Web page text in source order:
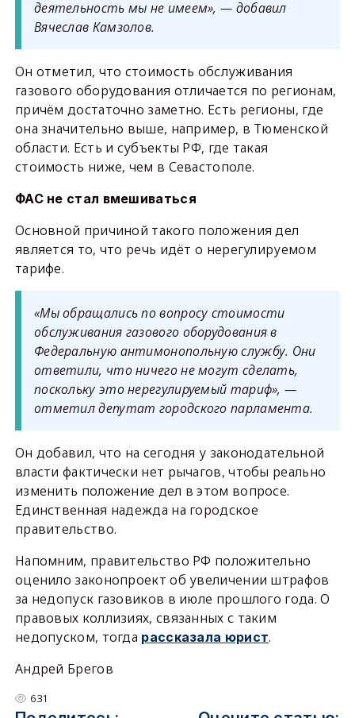
деятельность мы не имеем», — добавил
Вячеслав Камзолов.
Он отметил, что стоимость обслуживания
газового оборудования отличается по регионам,
причём достаточно заметно. Есть регионы, где
она значительно выше, например, в Тюменской
области. Есть и субъекты РФ, где такая
стоимость ниже, чем в Севастополе.
ФАС не стал вмешиваться
Основной причиной такого положения дел
является то, что речь идёт о нерегулируемом
тарифе.
«Мы обращались по вопросу стоимости
обслуживания газового оборудования в
Федеральную антимонопольную службу. Они
ответили, что ничего не могут сделать,
поскольку это нерегулируемый тариф», —
отметил депутат городского парламента.
Он добавил, что на сегодня у законодательной
власти фактически нет рычагов, чтобы реально
изменить положение дел в этом вопросе.
Единственная надежда на городское
правительство.
Напомним, правительство РФ положительно
оценило законопроект об увеличении штрафов
за недопуск газовиков в июле прошлого года. О
правовых коллизиях, связанных с таким
недопуском, тогда рассказала юрист.
Андрей Брегов
631